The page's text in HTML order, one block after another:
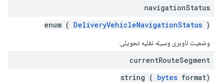
navigationStatus
enum ( DeliveryVehicleNavigationStatus )
وضعیت ناوبری وسیله نقلیه تحویلی.
currentRouteSegment
string ( bytes format)